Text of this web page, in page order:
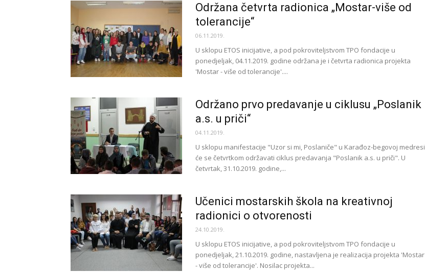
Održana četvrta radionica „Mostar-više od
tolerancije“
06.11.2019.
U sklopu ETOS inicijative, a pod pokroviteljstvom TPO fondacije u
ponedjeljak, 04.11.2019. godine održana je i četvrta radionica projekta
'Mostar - više od tolerancije'....
Održano prvo predavanje u ciklusu „Poslanik
a.s. u priči“
04.11.2019.
U sklopu manifestacije "Uzor si mi, Poslaniče" u Karađoz-begovoj medresi
će se četvrtkom održavati ciklus predavanja "Poslanik a.s. u priči". U
četvrtak, 31.10.2019. godine,...
Učenici mostarskih škola na kreativnoj
radionici o otvorenosti
24.10.2019.
U sklopu ETOS inicijative, a pod pokroviteljstvom TPO fondacije u
ponedjeljak, 21.10.2019. godine, nastavljena je realizacija projekta 'Mostar
- više od tolerancije'. Nosilac projekta...